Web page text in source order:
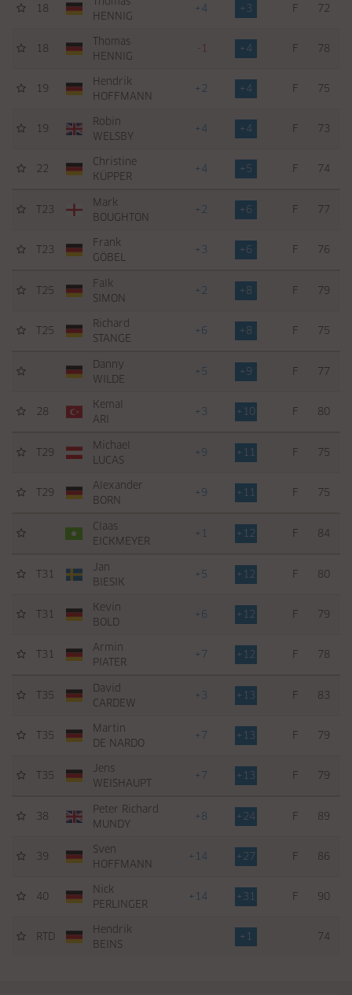
18
HENNIG
+4 +3 F 72
18
Thomas
HENNIG
-1 +4 F 78
19
Hendrik
HOFFMANN
+2 +4 F 75
19
Robin
WELSBY
+4 +4 F 73
22
Christine
KÜPPER
+4 +5 F 74
T23
Mark
BOUGHTON
+2 +6 F 77
T23
Frank
GÖBEL
+3 +6 F 76
T25
Falk
SIMON
+2 +8 F 79
T25
Richard
STANGE
+6 +8 F 75
Danny
WILDE
+5 +9 F 77
28
Kemal
ARI
+3 +10 F 80
T29
Michael
LUCAS
+9 +11 F 75
T29
Alexander
BORN
+9 +11 F 75
Claas
EICKMEYER
+1 +12 F 84
T31
Jan
BIESIK
+5 +12 F 80
T31
Kevin
BOLD
+6 +12 F 79
T31
Armin
PIATER
+7 +12 F 78
T35
David
CARDEW
+3 +13 F 83
T35
Martin
DE NARDO
+7 +13 F 79
T35
Jens
WEISHAUPT
+7 +13 F 79
38
Peter Richard
MUNDY
+8 +24 F 89
39
Sven
HOFFMANN
+14 +27 F 86
40
Nick
PERLINGER
+14 +31 F 90
RTD
Hendrik
BEINS
+1 74